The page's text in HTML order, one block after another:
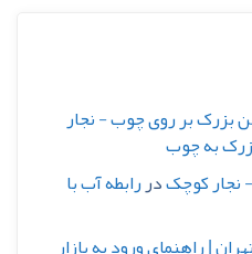
بزرک بر روی چوب - نجار
به چوب
کوچکدررابطه آب با